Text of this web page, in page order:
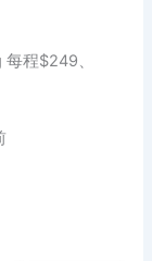
程$249、